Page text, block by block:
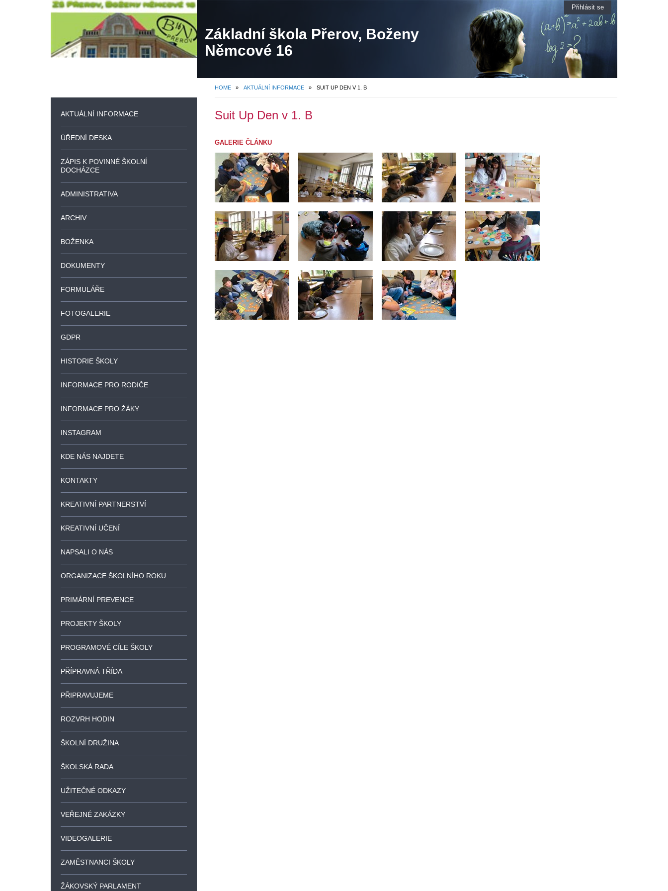
Přihlásit se
Základní škola Přerov, Boženy
Němcové 16
HOME » AKTUÁLNÍ INFORMACE » SUIT UP DEN V 1. B
AKTUÁLNÍ INFORMACE
ÚŘEDNÍ DESKA
ZÁPIS K POVINNÉ ŠKOLNÍ
DOCHÁZCE
ADMINISTRATIVA
ARCHIV
BOŽENKA
DOKUMENTY
FORMULÁŘE
FOTOGALERIE
GDPR
HISTORIE ŠKOLY
INFORMACE PRO RODIČE
INFORMACE PRO ŽÁKY
INSTAGRAM
KDE NÁS NAJDETE
KONTAKTY
KREATIVNÍ PARTNERSTVÍ
KREATIVNÍ UČENÍ
NAPSALI O NÁS
ORGANIZACE ŠKOLNÍHO ROKU
PRIMÁRNÍ PREVENCE
PROJEKTY ŠKOLY
PROGRAMOVÉ CÍLE ŠKOLY
PŘÍPRAVNÁ TŘÍDA
PŘIPRAVUJEME
ROZVRH HODIN
ŠKOLNÍ DRUŽINA
ŠKOLSKÁ RADA
UŽITEČNÉ ODKAZY
VEŘEJNÉ ZAKÁZKY
VIDEOGALERIE
ZAMĚSTNANCI ŠKOLY
ŽÁKOVSKÝ PARLAMENT
Suit Up Den v 1. B
GALERIE ČLÁNKU